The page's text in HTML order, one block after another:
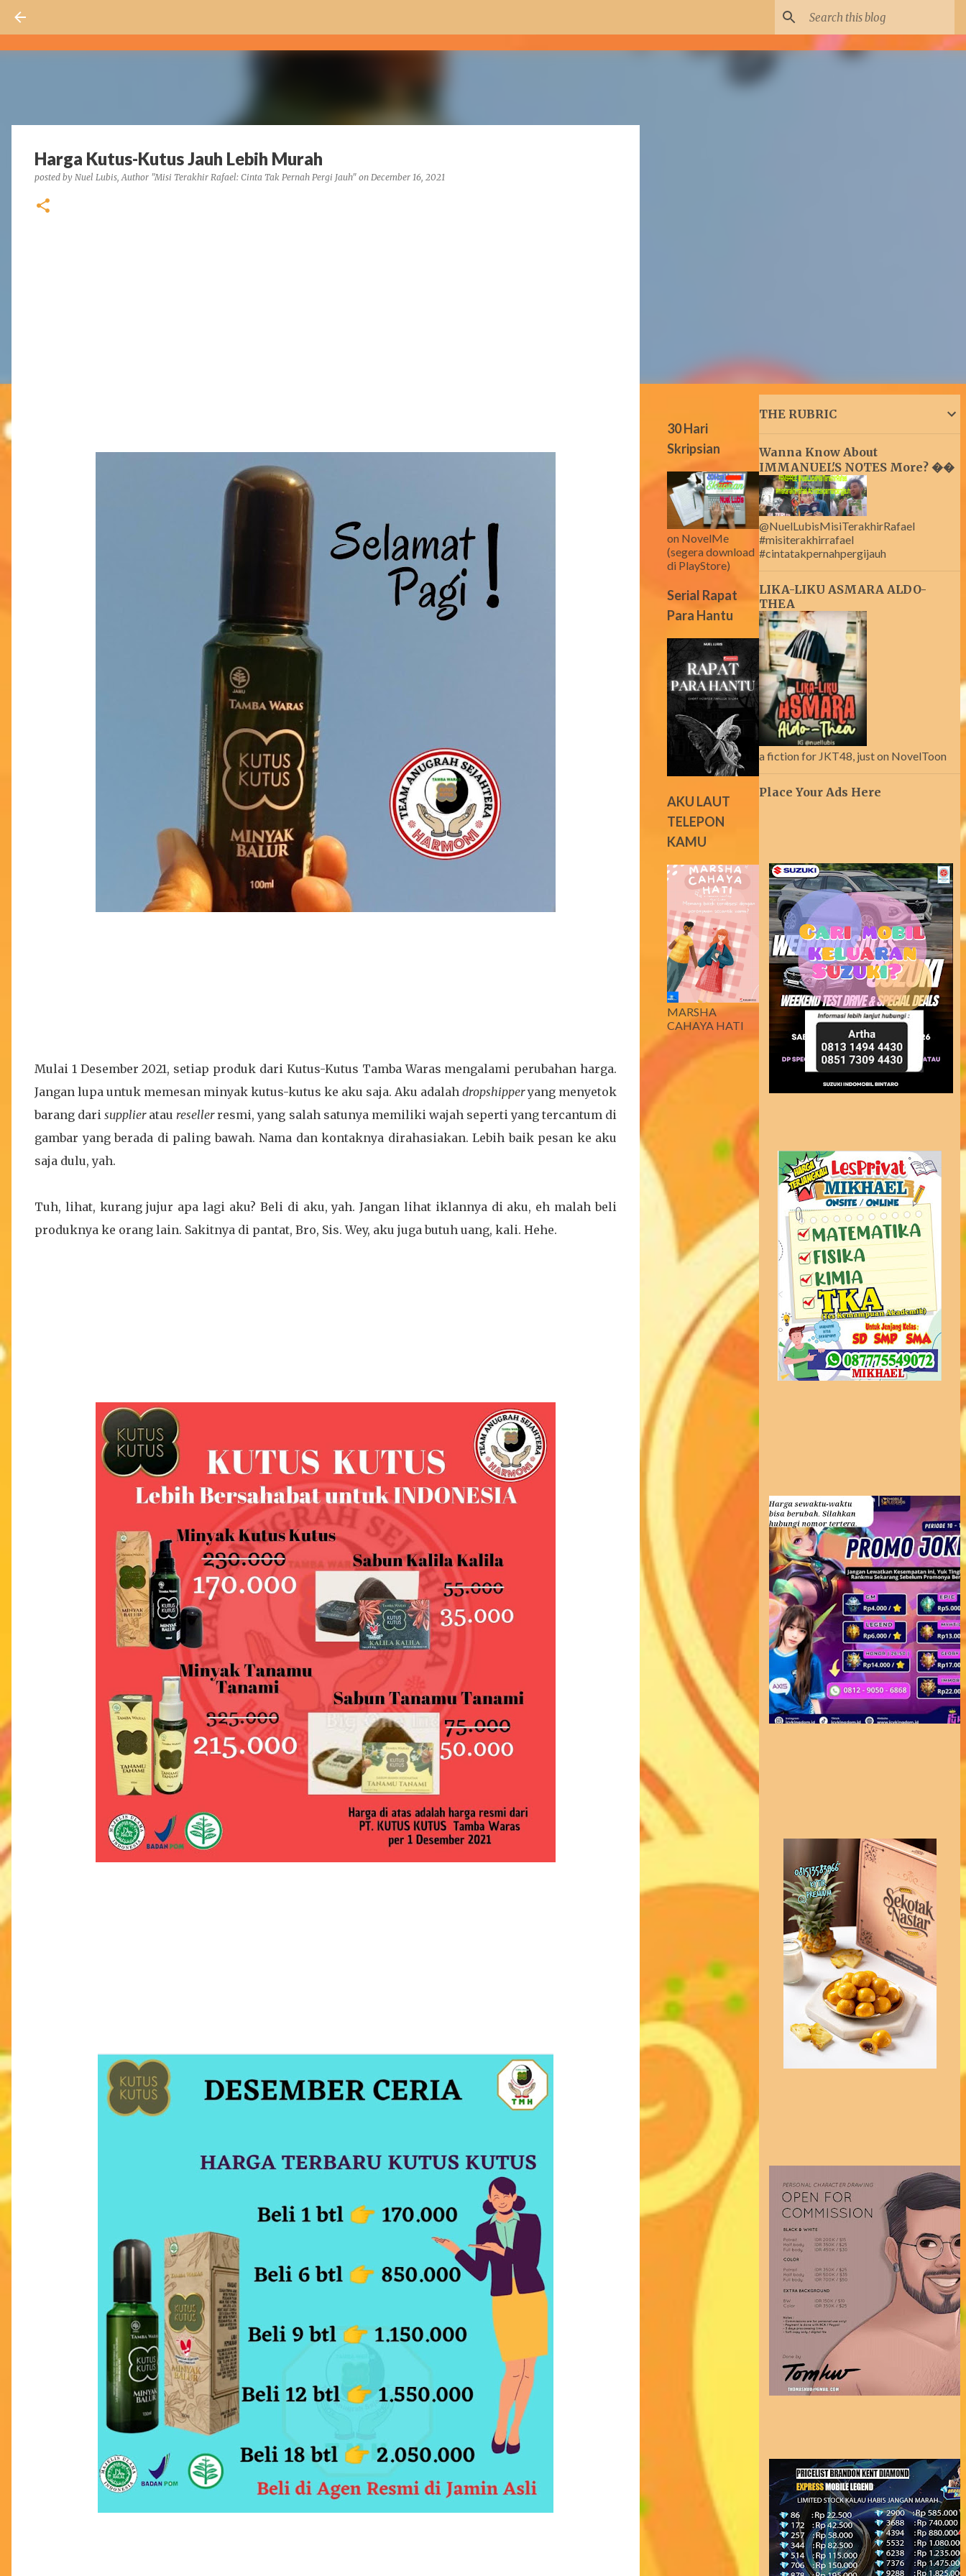
Harga Kutus-Kutus Jauh Lebih Murah
posted by Nuel Lubis, Author "Misi Terakhir Rafael: Cinta Tak Pernah Pergi Jauh" on December 16, 2021
Mulai 1 Desember 2021, setiap produk dari Kutus-Kutus Tamba Waras mengalami perubahan harga.
Jangan lupa untuk memesan minyak kutus-kutus ke aku saja. Aku adalah dropshipperyang menyetok
barang darisupplieratau resellerresmi, yang salah satunya memiliki wajah seperti yang tercantum di
gambar yang berada di paling bawah. Nama dan kontaknya dirahasiakan. Lebih baik pesan ke aku
saja dulu, yah.
Tuh, lihat, kurang jujur apa lagi aku? Beli di aku, yah. Jangan lihat iklannya di aku, eh malah beli
produknya ke orang lain. Sakitnya di pantat, Bro, Sis. Wey, aku juga butuh uang, kali. Hehe.
30 Hari
Skripsian
on NovelMe
(segera download
di PlayStore)
Serial Rapat
Para Hantu
AKU LAUT
TELEPON
KAMU
MARSHA
CAHAYA HATI
THE RUBRIC
Wanna Know About
IMMANUEL'S NOTES More? ��
@NuelLubisMisiTerakhirRafael
#misiterakhirrafael
#cintatakpernahpergijauh
LIKA-LIKU ASMARA ALDO-
THEA
a fiction for JKT48, just on NovelToon
Place Your Ads Here